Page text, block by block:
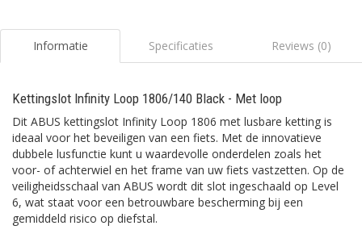
Informatie Specificaties Reviews (0)
Kettingslot Infinity Loop 1806/140 Black - Met loop
Dit ABUS kettingslot Infinity Loop 1806 met lusbare ketting is
ideaal voor het beveiligen van een fiets. Met de innovatieve
dubbele lusfunctie kunt u waardevolle onderdelen zoals het
voor- of achterwiel en het frame van uw fiets vastzetten. Op de
veiligheidsschaal van ABUS wordt dit slot ingeschaald op Level
6, wat staat voor een betrouwbare bescherming bij een
gemiddeld risico op diefstal.